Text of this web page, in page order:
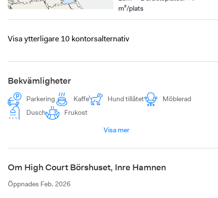
m²/plats
Visa ytterligare 10 kontorsalternativ
Bekvämligheter
Parkering Kaffe Hund tillåtet
Möblerad
Dusch
Frukost
Visa mer
Om High Court Börshuset, Inre Hamnen
Öppnades Feb. 2026